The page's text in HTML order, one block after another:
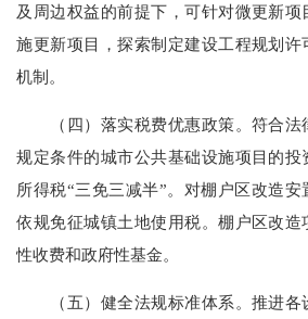
及周边权益的前提下，可针对微更新
施更新项目，探索制定建设工程规划许
机制。
（四）落实税费优惠政策。符合法
规定条件的城市公共基础设施项目的投
所得税“三免三减半”。对棚户区改造
依规免征城镇土地使用税。棚户区改造
性收费和政府性基金。
（五）健全法规标准体系。推进各